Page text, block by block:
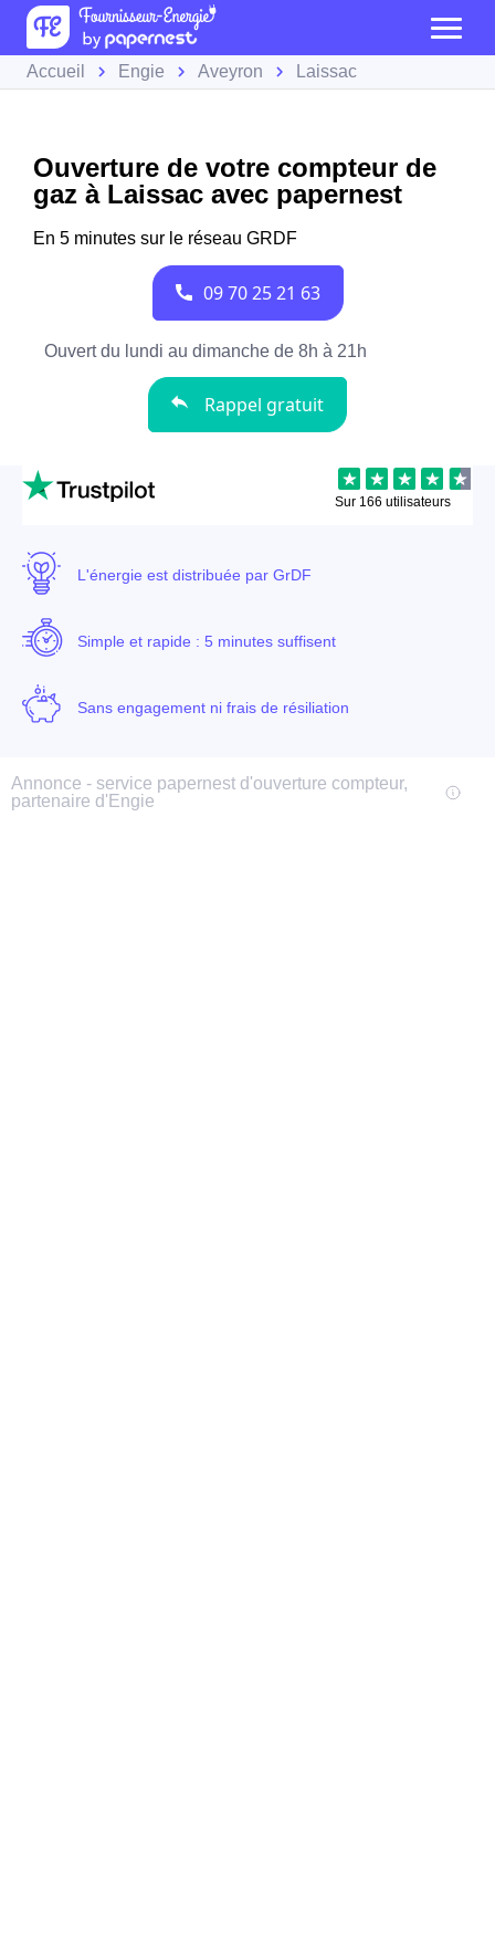
Accueil Engie Aveyron Laissac